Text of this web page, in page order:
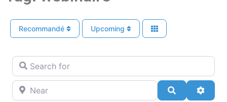
Recommandé Upcoming
Search for
Near
Search